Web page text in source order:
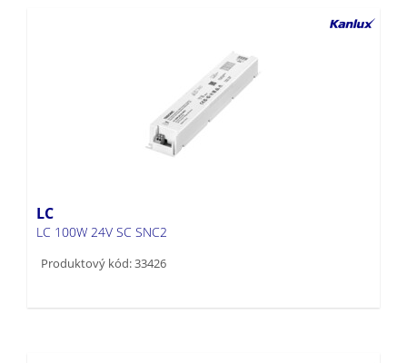
LC
LC 100W 24V SC SNC2
Produktový kód: 33426